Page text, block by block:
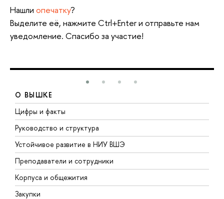
Нашли опечатку?
Выделите её, нажмите Ctrl+Enter и отправьте нам
уведомление. Спасибо за участие!
О ВЫШКЕ
Цифры и факты
Руководство и структура
Устойчивое развитие в НИУ ВШЭ
Преподаватели и сотрудники
Корпуса и общежития
Закупки